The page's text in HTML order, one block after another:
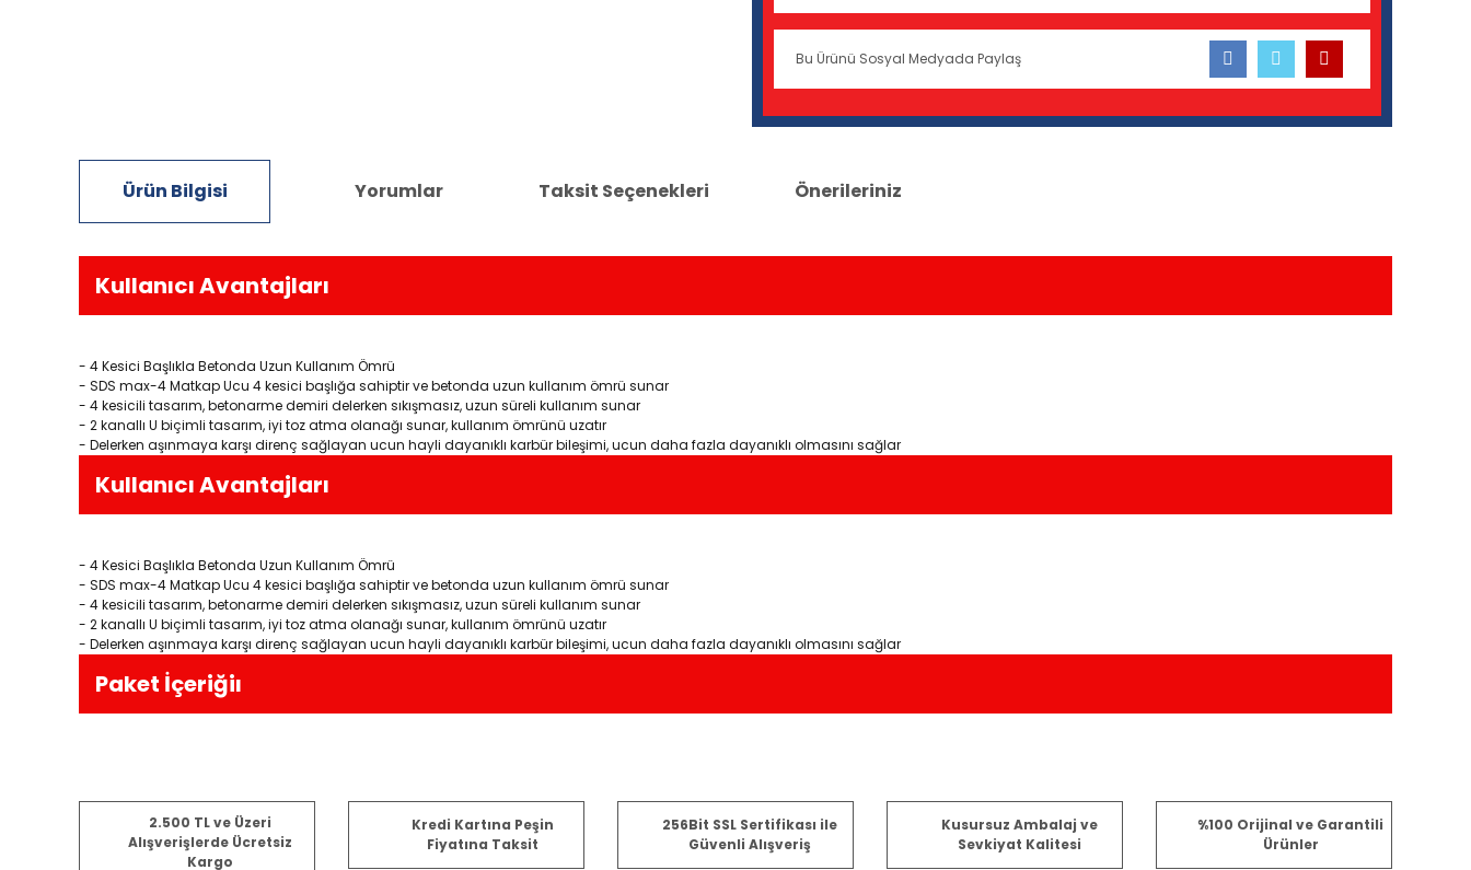
Bu Ürünü Sosyal Medyada Paylaş
Ürün Bilgisi Yorumlar Taksit Seçenekleri Önerileriniz
Kullanıcı Avantajları
- 4 Kesici Başlıkla Betonda Uzun Kullanım Ömrü
- SDS max-4 Matkap Ucu 4 kesici başlığa sahiptir ve betonda uzun kullanım ömrü sunar
- 4 kesicili tasarım, betonarme demiri delerken sıkışmasız, uzun süreli kullanım sunar
- 2 kanallı U biçimli tasarım, iyi toz atma olanağı sunar, kullanım ömrünü uzatır
- Delerken aşınmaya karşı direnç sağlayan ucun hayli dayanıklı karbür bileşimi, ucun daha fazla dayanıklı olmasını sağlar
Kullanıcı Avantajları
- 4 Kesici Başlıkla Betonda Uzun Kullanım Ömrü
- SDS max-4 Matkap Ucu 4 kesici başlığa sahiptir ve betonda uzun kullanım ömrü sunar
- 4 kesicili tasarım, betonarme demiri delerken sıkışmasız, uzun süreli kullanım sunar
- 2 kanallı U biçimli tasarım, iyi toz atma olanağı sunar, kullanım ömrünü uzatır
- Delerken aşınmaya karşı direnç sağlayan ucun hayli dayanıklı karbür bileşimi, ucun daha fazla dayanıklı olmasını sağlar
Paket İçeriğiı
Bu ürüne ilk yorumu siz yapın!
Bu ürünün fiyat bilgisi, resim, ürün açıklamalarında ve diğer konularda yetersiz gördüğünüz noktaları öneri formunu kullanarak tarafımıza iletebilirsiniz.
Görüş ve önerileriniz için teşekkür ederiz.
2.500 TL ve Üzeri
Alışverişlerde Ücretsiz
Kargo
Kredi Kartına Peşin
Fiyatına Taksit
256Bit SSL Sertifikası ile
Güvenli Alışveriş
Kusursuz Ambalaj ve
Sevkiyat Kalitesi
%100 Orijinal ve Garantili
Ürünler